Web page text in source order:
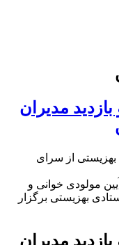
مدیران
بهزیستی از سرای
مولودی خوانی و
بهزیستی برگزار
مدیران